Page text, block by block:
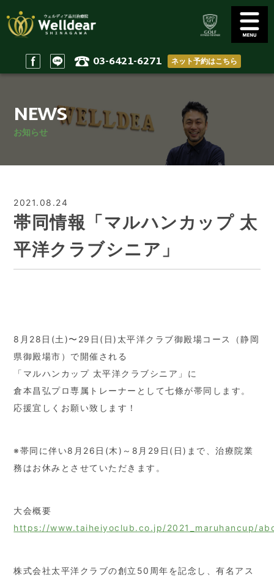
03-6421-6271 ネット予約はこちら
Staff
スタッフ
Access
アクセス
Home
ホーム
NEWS
お知らせ
2021.08.24
帯同情報「マルハンカップ 太
平洋クラブシニア」
8月28日(土)〜29日(日)太平洋クラブ御殿場コース（静岡
県御殿場市）で開催される
「マルハンカップ 太平洋クラブシニア」に
倉本昌弘プロ専属トレーナーとして七條が帯同します。
応援宜しくお願い致します！
※帯同に伴い8月26日(木)～8月29日(日)まで、治療院業
務はお休みとさせていただきます。
大会概要
https://www.taiheiyoclub.co.jp/2021_maruhancup/
株式会社太平洋クラブの創立50周年を記念し、有名アス